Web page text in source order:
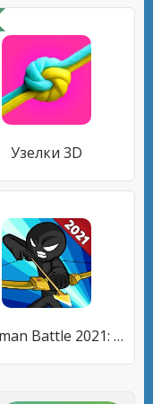
Узелки 3D
Stickman Battle 2021: Stick Fight War